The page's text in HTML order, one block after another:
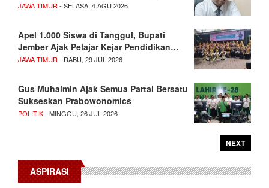
JAWA TIMUR - SELASA, 4 AGU 2026
Apel 1.000 Siswa di Tanggul, Bupati
Jember Ajak Pelajar Kejar Pendidikan…
JAWA TIMUR - RABU, 29 JUL 2026
Gus Muhaimin Ajak Semua Partai Bersatu
Sukseskan Prabowonomics
POLITIK- MINGGU, 26 JUL 2026
NEXT
ASPIRASI